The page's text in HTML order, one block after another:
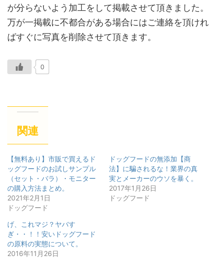
が分らないよう加工をして掲載させて頂きました。
万が一掲載に不都合がある場合にはご連絡を頂けれ
ばすぐに写真を削除させて頂きます。
0
関連
【無料あり】市販で買えるド
ッグフードのお試しサンプル
（セット・バラ）・モニター
の購入方法まとめ。
2021年2月1日
ドッグフード
ドッグフードの無添加【商
法】に騙されるな！業界の真
実とメーカーのウソを暴く。
2017年1月26日
ドッグフード
げ、これマジ？ヤバす
ぎ・・！！安いドッグフード
の原料の実態について。
2016年11月26日